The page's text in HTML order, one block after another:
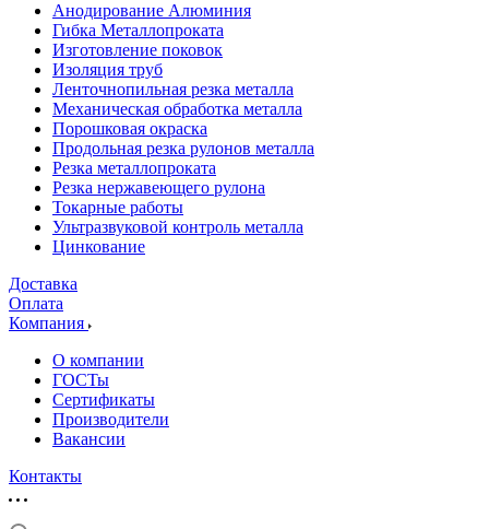
Анодирование Алюминия
Гибка Металлопроката
Изготовление поковок
Изоляция труб
Ленточнопильная резка металла
Механическая обработка металла
Порошковая окраска
Продольная резка рулонов металла
Резка металлопроката
Резка нержавеющего рулона
Токарные работы
Ультразвуковой контроль металла
Цинкование
Доставка
Оплата
Компания
О компании
ГОСТы
Сертификаты
Производители
Вакансии
Контакты